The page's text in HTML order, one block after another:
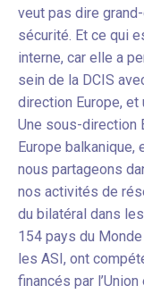
veut pas dire
sécurité. Et ce qui
interne, car elle a
sein de la DCIS
direction Europe,
Une sous-direction
Europe balkanique,
nous partageons
nos activités de
du bilatéral dans
154 pays du
les ASI, ont
financés par